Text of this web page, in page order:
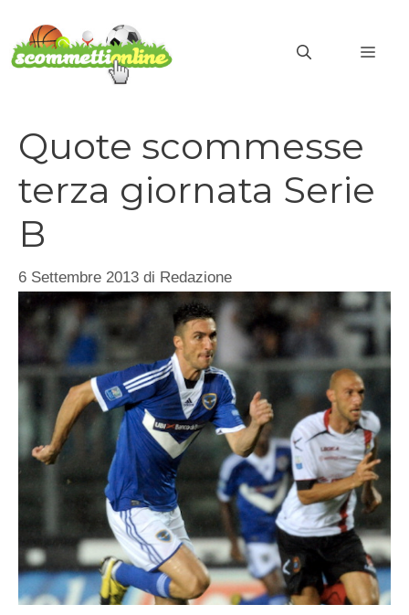
contenuto
Quote scommesse
terza giornata Serie
B
6 Settembre 2013 di Redazione